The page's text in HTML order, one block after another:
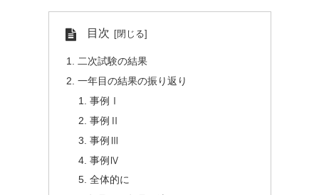
目次
二次試験の結果
一年目の結果の振り返り
事例Ⅰ
事例Ⅱ
事例Ⅲ
事例Ⅳ
全体的に